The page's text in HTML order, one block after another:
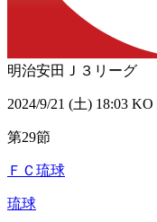
明治安田Ｊ３リーグ
2024/9/21 (土) 18:03 KO
第29節
ＦＣ琉球
琉球